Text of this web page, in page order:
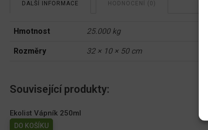
DALŠÍ INFORMACE HODNOCENÍ (0)
Hmotnost 25.000 kg
Rozměry 32 × 10 × 50 cm
Související produkty:
Ekolist Vápník 250ml
DO KOŠÍKU